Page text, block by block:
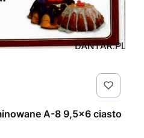
A-8 9,5x6 ciasto